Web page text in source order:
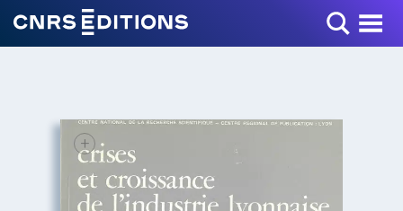
Toggle Menu
+